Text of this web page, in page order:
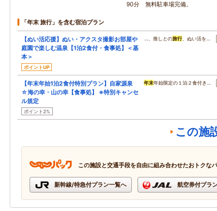
90分 無料駐車場完備。
「年末 旅行」を含む宿泊プラン
【ぬい活応援】ぬい・アクスタ撮影お部屋や
庭園で楽しむ温泉【1泊2食付・食事処】＜基
本＞
ポイントUP
…、推しとの旅行、ぬい活を…
【年末年始1泊2食付特別プラン】自家源泉
☆海の幸・山の幸【食事処】 ※特別キャンセ
ル規定
ポイント2%
年末年始限定の１泊２食付き…
この施
この施設と交通手段を自由に組み合わせたおトクな
新幹線/特急付プラン一覧へ 航空券付プラ